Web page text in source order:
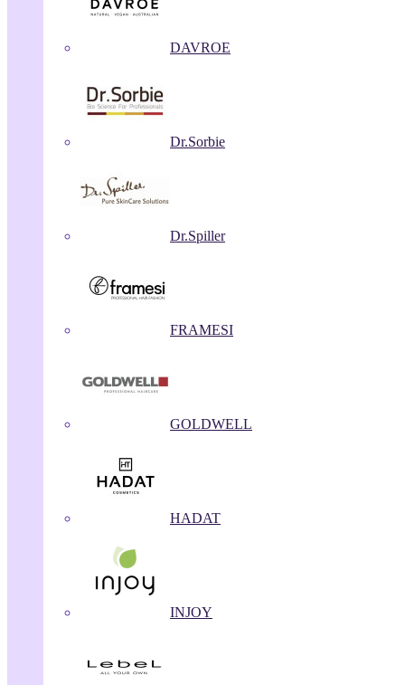
DAVROE
Dr.Sorbie
Dr.Spiller
FRAMESI
GOLDWELL
HADAT
INJOY